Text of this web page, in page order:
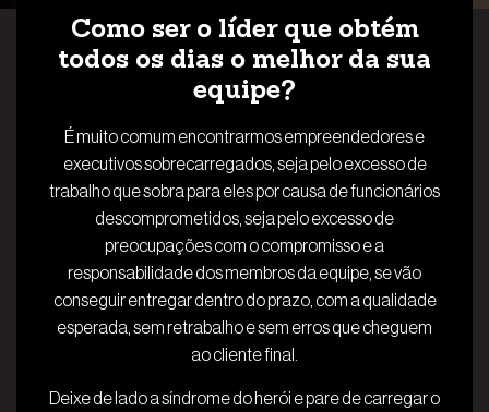
Como ser o líder que obtém
todos os dias o melhor da sua
equipe?
É muito comum encontrarmos empreendedores e
executivos sobrecarregados, seja pelo excesso de
trabalho que sobra para eles por causa de funcionários
descomprometidos, seja pelo excesso de
preocupações com o compromisso e a
responsabilidade dos membros da equipe, se vão
conseguir entregar dentro do prazo, com a qualidade
esperada, sem retrabalho e sem erros que cheguem
ao cliente final.
Deixe de lado a síndrome do herói e pare de carregar o